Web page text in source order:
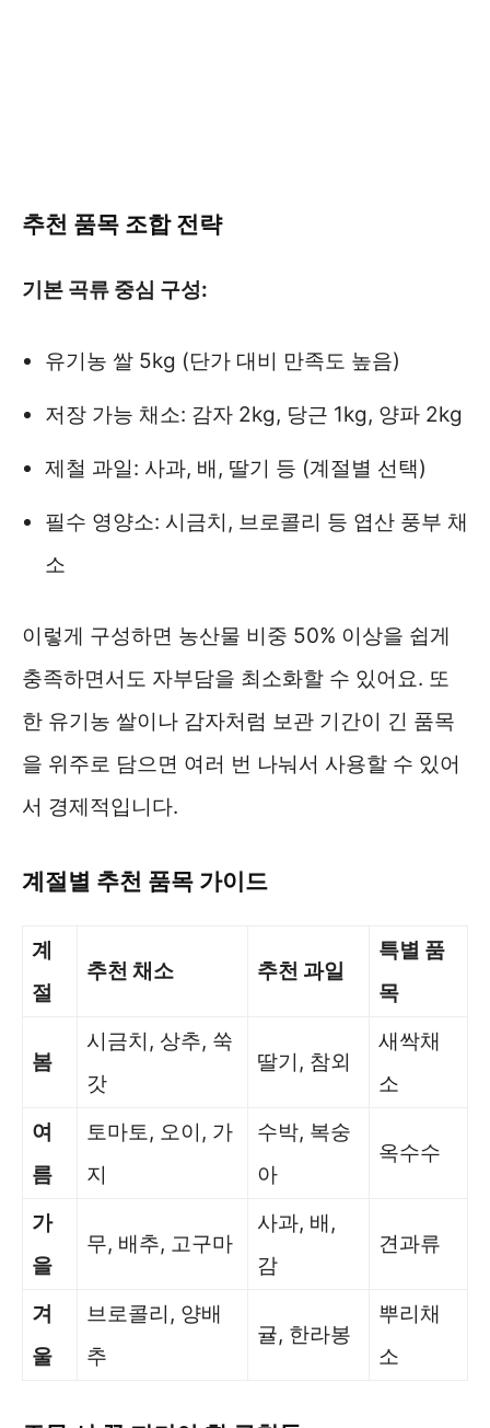
추천 품목 조합 전략
기본 곡류 중심 구성:
유기농 쌀 5kg (단가 대비 만족도 높음)
저장 가능 채소: 감자 2kg, 당근 1kg, 양파 2kg
제철 과일: 사과, 배, 딸기 등 (계절별 선택)
필수 영양소: 시금치, 브로콜리 등 엽산 풍부 채
소
이렇게 구성하면 농산물 비중 50% 이상을 쉽게
충족하면서도 자부담을 최소화할 수 있어요. 또
한 유기농 쌀이나 감자처럼 보관 기간이 긴 품목
을 위주로 담으면 여러 번 나눠서 사용할 수 있어
서 경제적입니다.
계절별 추천 품목 가이드
계
절
추천 채소 추천 과일
특별 품
목
봄
시금치, 상추, 쑥
갓
딸기, 참외
새싹채
소
여
름
토마토, 오이, 가
지
수박, 복숭
아
옥수수
가
을
무, 배추, 고구마
사과, 배,
감
견과류
겨
울
브로콜리, 양배
추
귤, 한라봉
뿌리채
소